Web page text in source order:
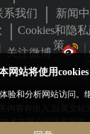
网站将使用cookies
验和分析网站访问。
系我们 新闻
Cookies和隐
策
关注微博
内容有出入,以英文站
技术有限公司版权所有